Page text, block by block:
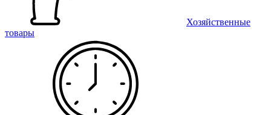
Хозяйственные
товары